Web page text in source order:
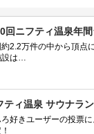
回ニフティ温泉年
2.2万件の中から頂点
設は…
ティ温泉 サウナラ
ろ好きユーザーの投票